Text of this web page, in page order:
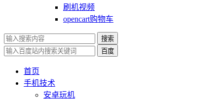
刷机视频
opencart购物车
搜索
百度
首页
手机技术
安卓玩机